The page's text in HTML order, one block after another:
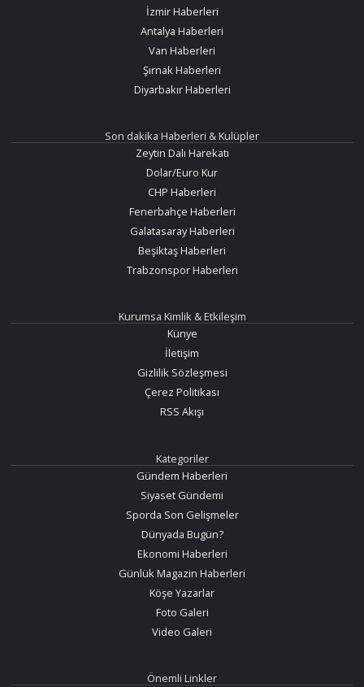
İzmir Haberleri
Antalya Haberleri
Van Haberleri
Şırnak Haberleri
Diyarbakır Haberleri
Son dakika Haberleri & Kulüpler
Zeytin Dalı Harekatı
Dolar/Euro Kur
CHP Haberleri
Fenerbahçe Haberleri
Galatasaray Haberleri
Beşiktaş Haberleri
Trabzonspor Haberleri
Kurumsa Kimlik & Etkileşim
Künye
İletişim
Gizlilik Sözleşmesi
Çerez Politikası
RSS Akışı
Kategoriler
Gündem Haberleri
Siyaset Gündemi
Sporda Son Gelişmeler
Dünyada Bugün?
Ekonomi Haberleri
Günlük Magazin Haberleri
Köşe Yazarlar
Foto Galeri
Video Galeri
Önemli Linkler